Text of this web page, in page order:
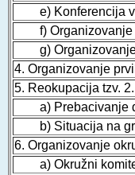
e) Konferencija
f) Organizovanje
g) Organizovanje
4. Organizovanje
5. Reokupacija tzv.
a) Prebacivanje
b) Situacija na
6. Organizovanje
a) Okružni